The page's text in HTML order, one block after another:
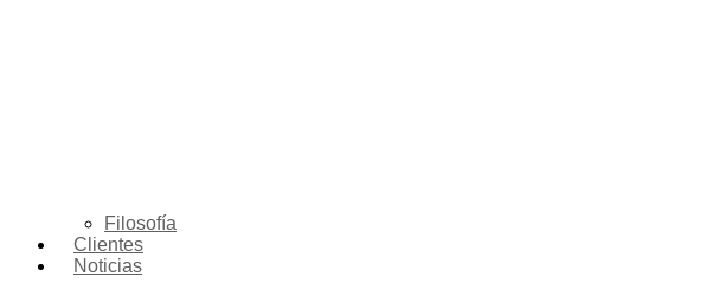
Filosofía
Clientes
Noticias